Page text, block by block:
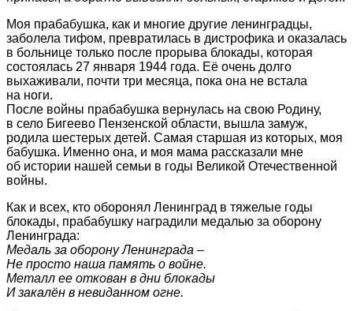
Моя прабабушка, как и многие другие ленинградцы,
заболела тифом, превратилась в дистрофика и оказалась
в больнице только после прорыва блокады, которая
состоялась 27 января 1944 года. Её очень долго
выхаживали, почти три месяца, пока она не встала
на ноги.
После войны прабабушка вернулась на свою Родину,
в село Бигеево Пензенской области, вышла замуж,
родила шестерых детей. Самая старшая из которых, моя
бабушка. Именно она, и моя мама рассказали мне
об истории нашей семьи в годы Великой Отечественной
войны.
Как и всех, кто оборонял Ленинград в тяжелые годы
блокады, прабабушку наградили медалью за оборону
Ленинграда:
Медаль за оборону Ленинграда –
Не просто наша память о войне.
Металл ее откован в дни блокады
И закалён в невиданном огне.